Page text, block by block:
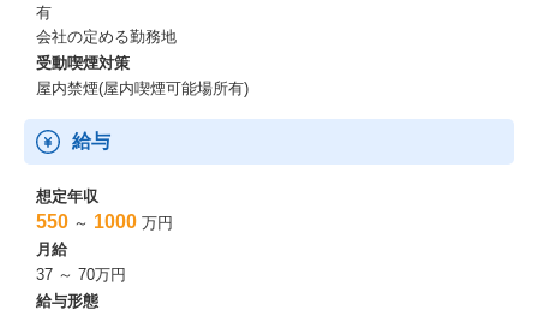
有
会社の定める勤務地
受動喫煙対策
屋内禁煙(屋内喫煙可能場所有)
給与
想定年収
550 ～ 1000 万円
月給
37 ～ 70万円
給与形態